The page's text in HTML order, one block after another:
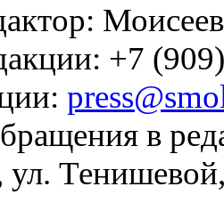
+7
в
ул.